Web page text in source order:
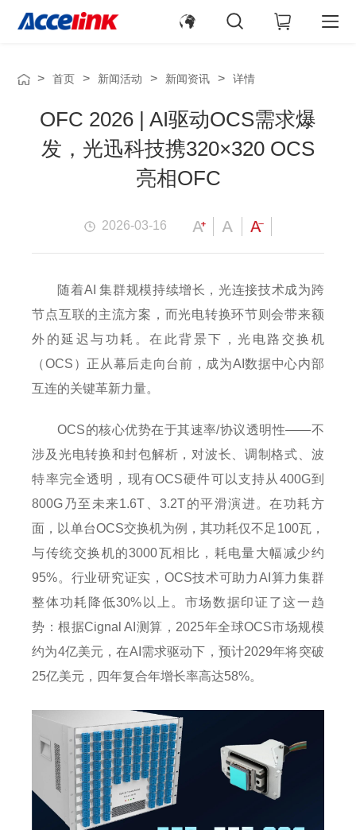
> 首页 > 新闻活动 > 新闻资讯 > 详情
OFC 2026 | AI驱动OCS需求爆
发，光迅科技携320×320 OCS
亮相OFC
2026-03-16
随着AI 集群规模持续增长，光连接技术成为跨
节点互联的主流方案，而光电转换环节则会带来额
外的延迟与功耗。在此背景下，光电路交换机
（OCS）正从幕后走向台前，成为AI数据中心内部
互连的关键革新力量。
OCS的核心优势在于其速率/协议透明性——不
涉及光电转换和封包解析，对波长、调制格式、波
特率完全透明，现有OCS硬件可以支持从400G到
800G乃至未来1.6T、3.2T的平滑演进。在功耗方
面，以单台OCS交换机为例，其功耗仅不足100瓦，
与传统交换机的3000瓦相比，耗电量大幅减少约
95%。行业研究证实，OCS技术可助力AI算力集群
整体功耗降低30%以上。市场数据印证了这一趋
势：根据Cignal AI测算，2025年全球OCS市场规模
约为4亿美元，在AI需求驱动下，预计2029年将突破
25亿美元，四年复合年增长率高达58%。